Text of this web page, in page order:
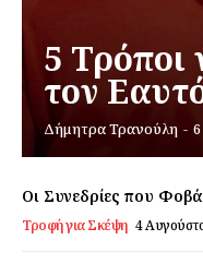
5 Τρόποι
τον
Δήμητρα Τρανούλη -
Οι Συνεδρίες που
Τροφή για Σκέψη 4